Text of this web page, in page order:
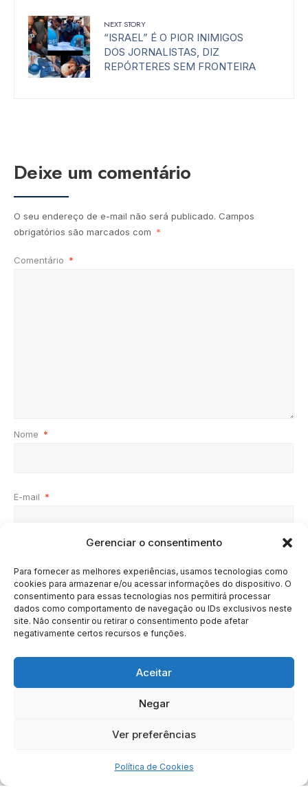
Gerenciar o consentimento
Para fornecer as melhores experiências, usamos tecnologias como
cookies para armazenar e/ou acessar informações do dispositivo. O
consentimento para essas tecnologias nos permitirá processar
dados como comportamento de navegação ou IDs exclusivos neste
site. Não consentir ou retirar o consentimento pode afetar
negativamente certos recursos e funções.
Aceitar
Negar
Ver preferências
Política de Cookies
NEXT STORY
“ISRAEL” É O PIOR INIMIGOS
DOS JORNALISTAS, DIZ
REPÓRTERES SEM FRONTEIRA
Deixe um comentário
O seu endereço de e-mail não será publicado. Campos
obrigatórios são marcados com *
Comentário *
Nome *
E-mail *
SOBRE BRASIL
Copyright © 2020 - 2023 | Arresala Noticias™